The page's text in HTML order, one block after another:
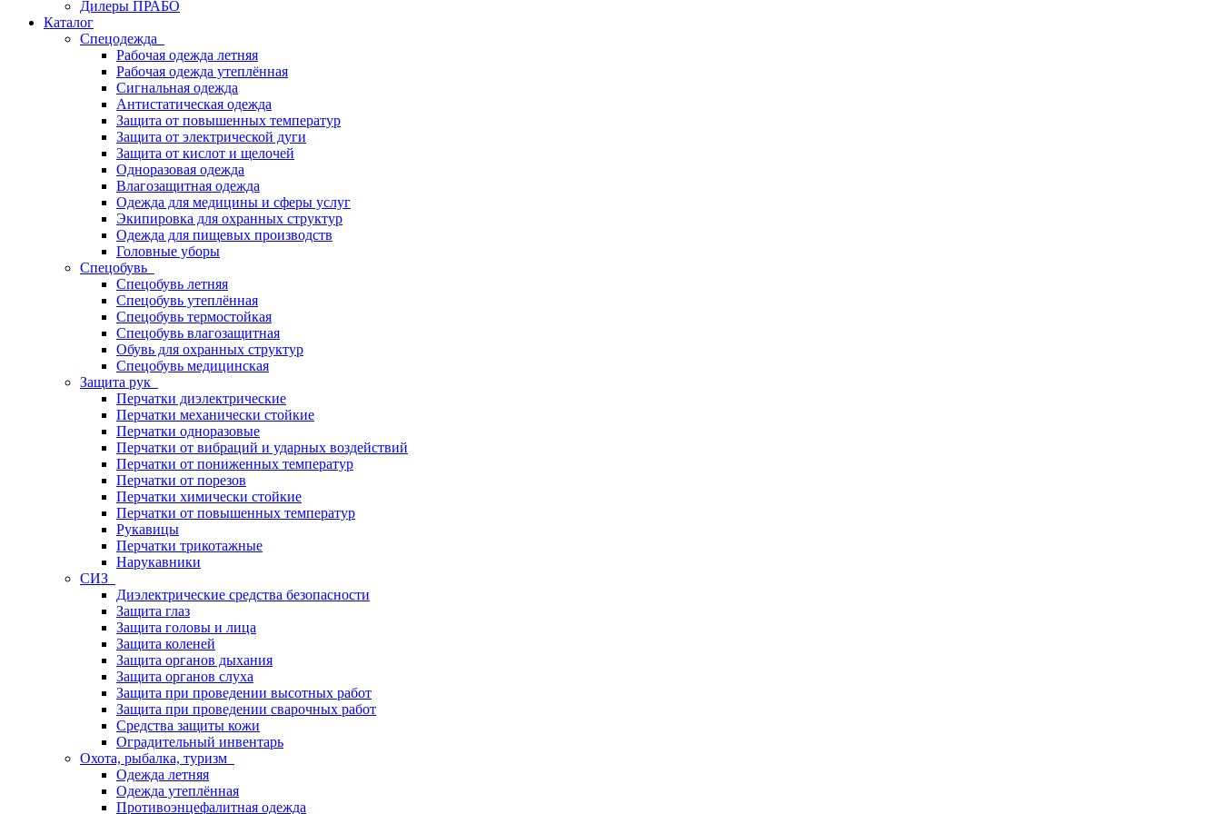
Дилеры ПРАБО
Каталог
Спецодежда
Рабочая одежда летняя
Рабочая одежда утеплённая
Сигнальная одежда
Антистатическая одежда
Защита от повышенных температур
Защита от электрической дуги
Защита от кислот и щелочей
Одноразовая одежда
Влагозащитная одежда
Одежда для медицины и сферы услуг
Экипировка для охранных структур
Одежда для пищевых производств
Головные уборы
Спецобувь
Спецобувь летняя
Спецобувь утеплённая
Спецобувь термостойкая
Спецобувь влагозащитная
Обувь для охранных структур
Спецобувь медицинская
Защита рук
Перчатки диэлектрические
Перчатки механически стойкие
Перчатки одноразовые
Перчатки от вибраций и ударных воздействий
Перчатки от пониженных температур
Перчатки от порезов
Перчатки химически стойкие
Перчатки от повышенных температур
Рукавицы
Перчатки трикотажные
Нарукавники
СИЗ
Диэлектрические средства безопасности
Защита глаз
Защита головы и лица
Защита коленей
Защита органов дыхания
Защита органов слуха
Защита при проведении высотных работ
Защита при проведении сварочных работ
Средства защиты кожи
Оградительный инвентарь
Охота, рыбалка, туризм
Одежда летняя
Одежда утеплённая
Противоэнцефалитная одежда